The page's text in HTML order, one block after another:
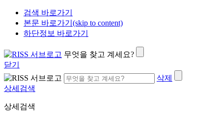
검색 바로가기
본문 바로가기(skip to content)
하단정보 바로가기
무엇을 찾고 계세요?
닫기
삭제
상세검색
상세검색